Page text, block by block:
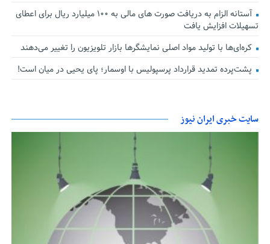
آستانه الزام به دریافت صورت های مالی به ۱۰۰ میلیارد ریال برای اعطای
تسهیلات افزایش یافت
کره‌ای‌ها با تولید مواد اصلی نمایشگرها بازار تلویزیون را تغییر می‌دهند
پشت‌پرده تمدید قرارداد پرسپولیس با اوسمار؛ پای یحیی در میان است!
سایت خبری ایران نیوز